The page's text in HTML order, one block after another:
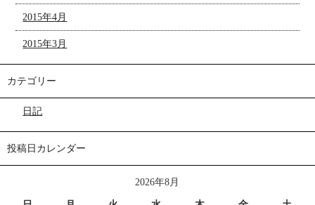
2015年4月
2015年3月
カテゴリー
日記
投稿日カレンダー
2026年8月